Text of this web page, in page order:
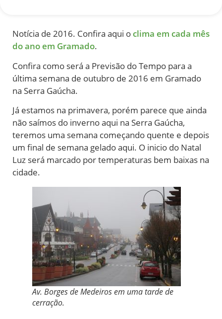
Notícia de 2016. Confira aqui oclima em cada mês
do ano em Gramado.
Confira como será a Previsão do Tempo para a
última semana de outubro de 2016 em Gramado
na Serra Gaúcha.
Já estamos na primavera, porém parece que ainda
não saímos do inverno aqui na Serra Gaúcha,
teremos uma semana começando quente e depois
um final de semana gelado aqui. O inicio do Natal
Luz será marcado por temperaturas bem baixas na
cidade.
Av. Borges de Medeiros em uma tarde de
cerração.